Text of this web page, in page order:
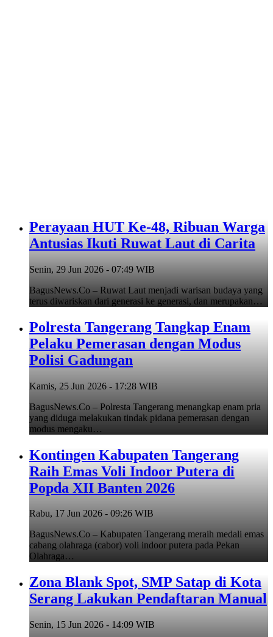
Perayaan HUT Ke-48, Ribuan Warga
Antusias Ikuti Ruwat Laut di Carita
Senin, 29 Jun 2026 - 07:49 WIB
BagusNews.Co – Ruwat Laut menjadi warisan budaya yang
terus diwariskan dari generasi ke generasi, dan merupakan…
Polresta Tangerang Tangkap Enam
Pelaku Pemerasan dengan Modus
Polisi Gadungan
Kamis, 25 Jun 2026 - 17:28 WIB
BagusNews.Co – Polresta Tangerang menangkap enam pria
yang diduga melakukan tindak pidana pemerasan dengan
modus mengaku…
Kontingen Kabupaten Tangerang
Raih Emas Voli Indoor Putera di
Popda XII Banten 2026
Rabu, 17 Jun 2026 - 09:26 WIB
BagusNews.Co – Kabupaten Tangerang meraih medali emas
cabang olahraga (cabor) voli indoor putera pada Pekan
Olahraga…
Zona Blank Spot, SMP Satap di Kota
Serang Lakukan Pendaftaran Manual
Senin, 15 Jun 2026 - 14:09 WIB